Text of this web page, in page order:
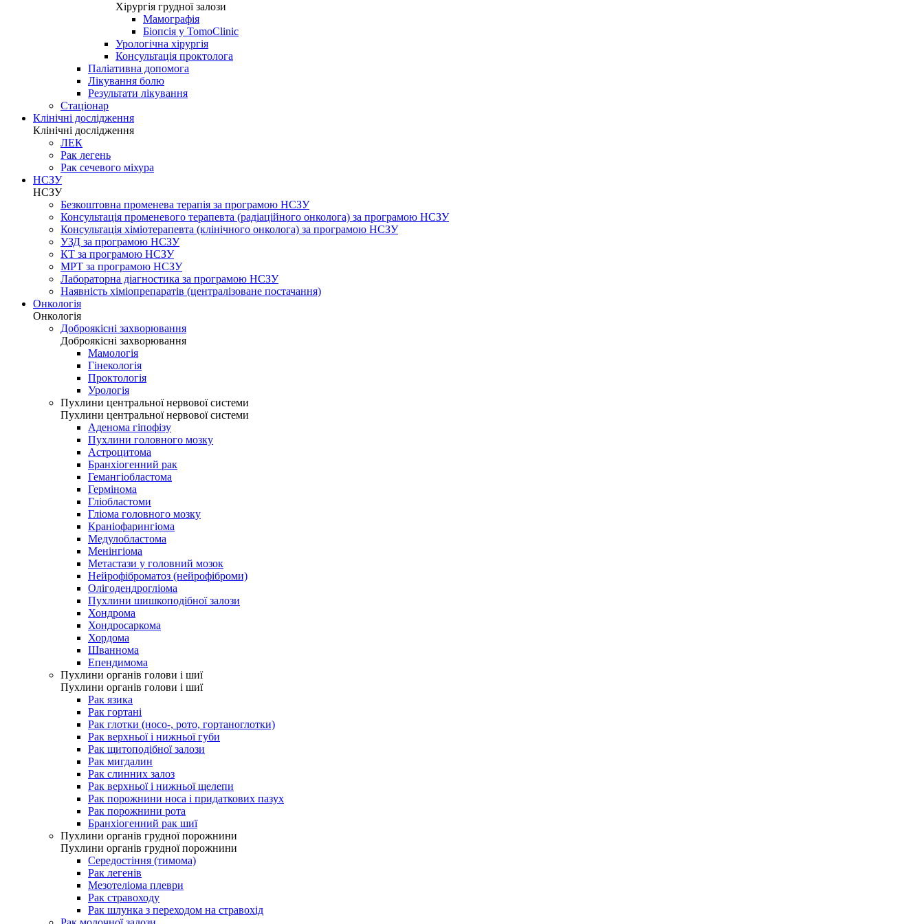
Хірургія грудної залози
Мамографія
Біопсія у TomoClinic
Урологічна хірургія
Консультація проктолога
Паліативна допомога
Лікування болю
Результати лікування
Стаціонар
Клінічні дослідження
Клінічні дослідження
ЛЕК
Рак легень
Рак сечевого міхура
НСЗУ
НСЗУ
Безкоштовна променева терапія за програмою НСЗУ
Консультація променевого терапевта (радіаційного онколога) за програмою НСЗУ
Консультація хіміотерапевта (клінічного онколога) за програмою НСЗУ
УЗД за програмою НСЗУ
КТ за програмою НСЗУ
МРТ за програмою НСЗУ
Лабораторна діагностика за програмою НСЗУ
Наявність хіміопрепаратів (централізоване постачання)
Онкологія
Онкологія
Доброякісні захворювання
Доброякісні захворювання
Мамологія
Гінекологія
Проктологія
Урологія
Пухлини центральної нервової системи
Пухлини центральної нервової системи
Аденома гіпофізу
Пухлини головного мозку
Астроцитома
Бранхіогенний рак
Гемангіобластома
Гермінома
Гліобластоми
Гліома головного мозку
Краніофарингіома
Медулобластома
Менінгіома
Метастази у головний мозок
Нейрофіброматоз (нейрофіброми)
Олігодендрогліома
Пухлини шишкоподібної залози
Хондрома
Хондросаркома
Хордома
Шваннома
Епендимома
Пухлини органів голови і шиї
Пухлини органів голови і шиї
Рак язика
Рак гортані
Рак глотки (носо-, рото, гортаноглотки)
Рак верхньої і нижньої губи
Рак щитоподібної залози
Рак мигдалин
Рак слинних залоз
Рак верхньої і нижньої щелепи
Рак порожнини носа і придаткових пазух
Рак порожнини рота
Бранхіогенний рак шиї
Пухлини органів грудної порожнини
Пухлини органів грудної порожнини
Середостіння (тимома)
Рак легенів
Мезотеліома плеври
Рак стравоходу
Рак шлунка з переходом на стравохід